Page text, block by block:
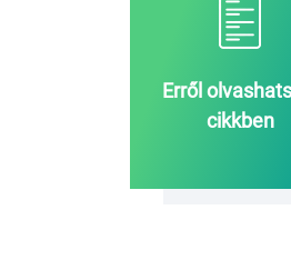
Erről
cikkben